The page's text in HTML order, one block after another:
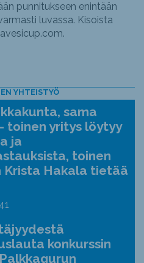
punnitukseen enintään
luvassa. Kisoista
YHTEISTYÖ
sama
toinen yritys löytyy
ja
toinen
Krista Hakala tietää
konkurssin